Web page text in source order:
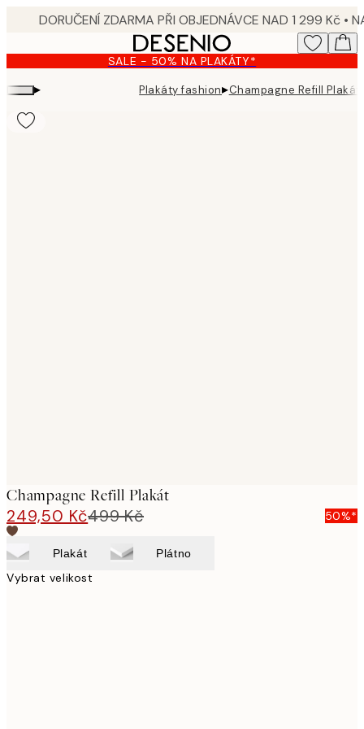
content.
SALE - 50% NA PLAKÁTY*
▸ Plakáty fashion▸Champagne Refill Plakát
Champagne Refill Plakát
249,50 Kč499 Kč 50%*
Plakát Plátno
Vybrat velikost